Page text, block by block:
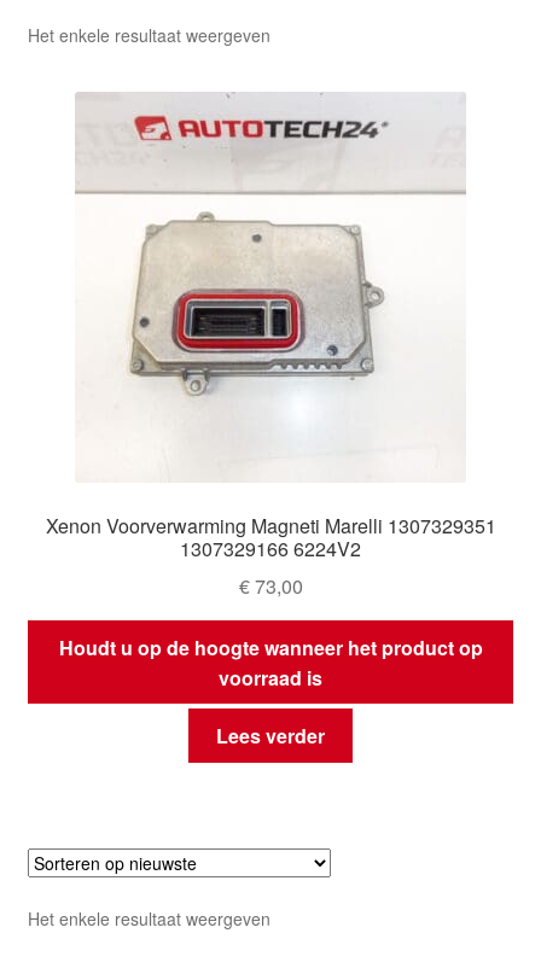
Het enkele resultaat weergeven
Xenon Voorverwarming Magneti Marelli 1307329351
1307329166 6224V2
€73,00
Houdt u op de hoogte wanneer het product op
voorraad is
Lees verder
Het enkele resultaat weergeven